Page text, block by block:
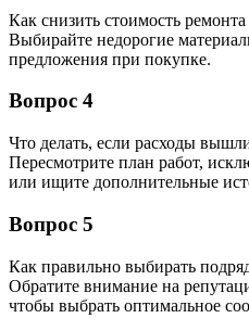
Как снизить стоимость ремонта
Выбирайте недорогие
предложения при покупке.
Вопрос 4
Что делать, если расходы
Пересмотрите план работ,
или ищите дополнительные
Вопрос 5
Как правильно выбирать
Обратите внимание на
чтобы выбрать оптимальное